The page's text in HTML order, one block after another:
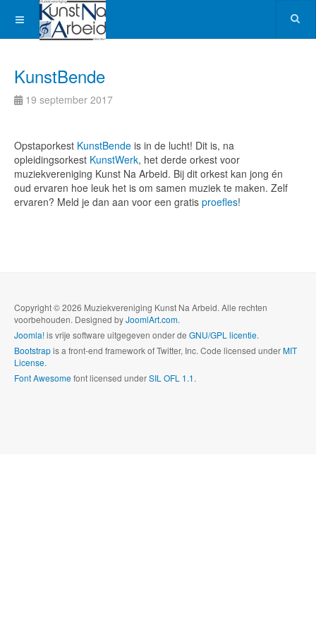
KunstBende
19 september 2017
Opstaporkest KunstBende is in de lucht! Dit is, na
opleidingsorkest KunstWerk, het derde orkest voor
muziekvereniging Kunst Na Arbeid. Bij dit orkest kan jong én
oud ervaren hoe leuk het is om samen muziek te maken. Zelf
ervaren? Meld je dan aan voor een gratis proefles!
Copyright © 2026 Muziekvereniging Kunst Na Arbeid. Alle rechten
voorbehouden. Designed byJoomlArt.com.
Joomla!is vrije software uitgegeven onder de GNU/GPL licentie.
Bootstrapis a front-end framework of Twitter, Inc. Code licensed underMIT
License.
Font Awesomefont licensed underSIL OFL 1.1.